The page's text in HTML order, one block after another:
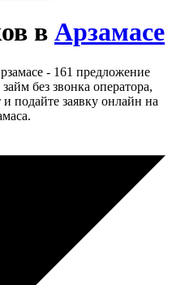
в Арзамасе
- 161 предложение
без звонка оператора,
подайте заявку онлайн на